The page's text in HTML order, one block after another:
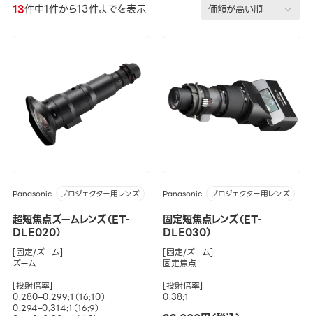
13件中1件から13件までを表示
Panasonic プロジェクター用レンズ
超短焦点ズームレンズ（ET-
DLE020）
[固定/ズーム]
ズーム
[投射倍率]
0.280–0.299:1（16:10）
0.294–0.314:1（16:9）
Panasonic プロジェクター用レンズ
固定短焦点レンズ（ET-
DLE030）
[固定/ズーム]
固定焦点
[投射倍率]
0.38:1